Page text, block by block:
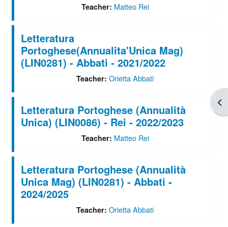
Teacher: Matteo Rei
Letteratura
Portoghese(Annualita'Unica Mag)
(LIN0281) - Abbati - 2021/2022
Teacher: Orietta Abbati
Letteratura Portoghese (Annualità
Unica) (LIN0086) - Rei - 2022/2023
Teacher: Matteo Rei
Letteratura Portoghese (Annualità
Unica Mag) (LIN0281) - Abbati -
2024/2025
Teacher: Orietta Abbati